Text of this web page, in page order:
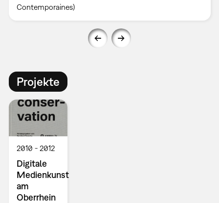
Contemporaines)
Projekte
2010 2012
Digitale
Medienkunst
am
Oberrhein